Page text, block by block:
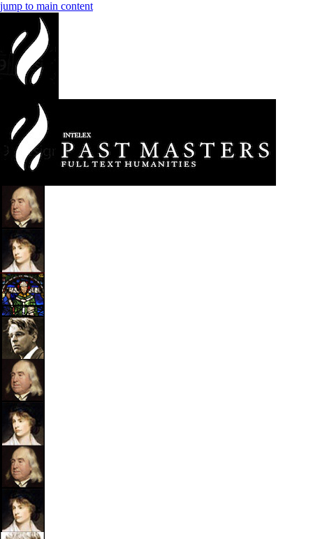
jump to main content